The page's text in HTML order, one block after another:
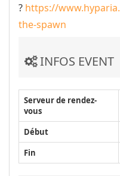
? https://
the-spawn
INFOS EVENT
Serveur de rendez-
vous
Début
Fin